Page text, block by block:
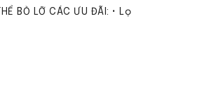
BỎ LỠ CÁC ƯU ĐÃI: • Lọ